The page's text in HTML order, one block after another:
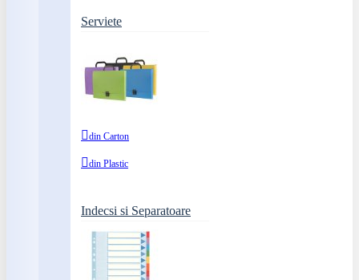
Serviete
din Carton
din Plastic
Indecsi si Separatoare